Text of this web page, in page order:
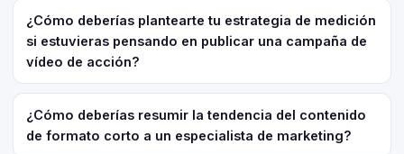
¿Cómo deberías plantearte tu estrategia de medición
si estuvieras pensando en publicar una campaña de
vídeo de acción?
¿Cómo deberías resumir la tendencia del contenido
de formato corto a un especialista de marketing?